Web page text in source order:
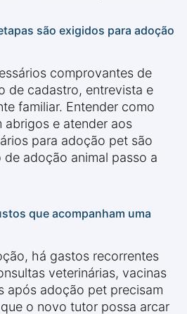
são exigidos para adoção
comprovantes de
de cadastro, entrevista e
familiar. Entender como
e atender aos
para adoção pet são
adoção animal passo a
que acompanham uma
há gastos recorrentes
veterinárias, vacinas
após adoção pet precisam
o novo tutor possa arcar